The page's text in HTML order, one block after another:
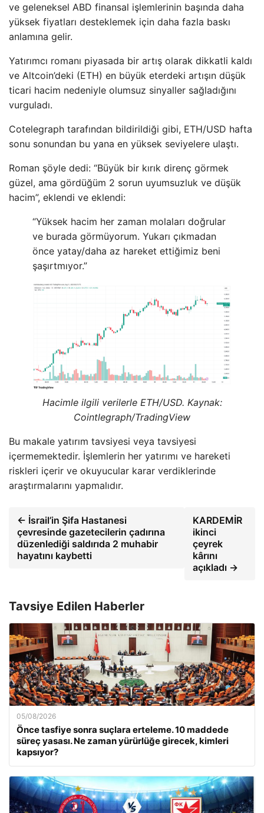
ve geleneksel ABD finansal işlemlerinin başında daha
yüksek fiyatları desteklemek için daha fazla baskı
anlamına gelir.
Yatırımcı romanı piyasada bir artış olarak dikkatli kaldı
ve Altcoin’deki (ETH) en büyük eterdeki artışın düşük
ticari hacim nedeniyle olumsuz sinyaller sağladığını
vurguladı.
Cotelegraph tarafından bildirildiği gibi, ETH/USD hafta
sonu sonundan bu yana en yüksek seviyelere ulaştı.
Roman şöyle dedi: “Büyük bir kırık direnç görmek
güzel, ama gördüğüm 2 sorun uyumsuzluk ve düşük
hacim”, eklendi ve eklendi:
“Yüksek hacim her zaman molaları doğrular
ve burada görmüyorum. Yukarı çıkmadan
önce yatay/daha az hareket ettiğimiz beni
şaşırtmıyor.”
Hacimle ilgili verilerle ETH/USD. Kaynak:
Cointlegraph/TradingView
Bu makale yatırım tavsiyesi veya tavsiyesi
içermemektedir. İşlemlerin her yatırımı ve hareketi
riskleri içerir ve okuyucular karar verdiklerinde
araştırmalarını yapmalıdır.
← İsrail’in Şifa Hastanesi
çevresinde gazetecilerin çadırına
düzenlediği saldırıda 2 muhabir
hayatını kaybetti
KARDEMİR
ikinci
çeyrek
kârını
açıkladı →
Tavsiye Edilen Haberler
05/08/2026
Önce tasfiye sonra suçlara erteleme. 10 maddede
süreç yasası. Ne zaman yürürlüğe girecek, kimleri
kapsıyor?